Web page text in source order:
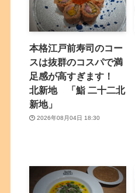
本格江戸前寿司のコー
スは抜群のコスパで満
足感が高すぎます！
北新地 「鮨 二十二北
新地」
2026年08月04日 18:30